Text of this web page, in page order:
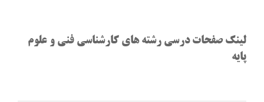
لینک صفحات درسی رشته های کارشناسی فنی و علوم
پایه